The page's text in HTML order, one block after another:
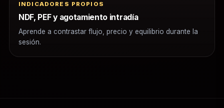
INDICADORES PROPIOS
NDF, PEF y agotamiento intradía
Aprende a contrastar flujo, precio y equilibrio durante la
sesión.